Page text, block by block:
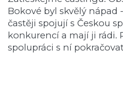
Bokové byl skvělý nápad
častěji spojují s Českou
konkurencí a mají ji rádi.
spolupráci s ní